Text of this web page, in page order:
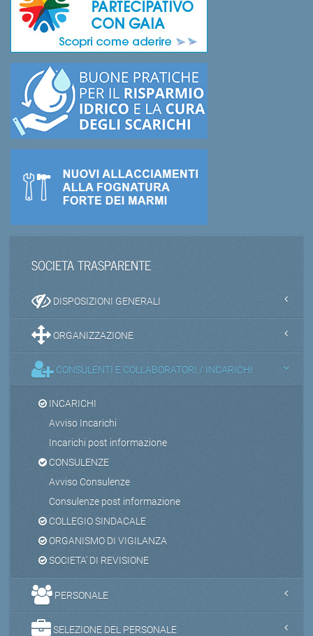
SOCIETA TRASPARENTE
DISPOSIZIONI GENERALI
ORGANIZZAZIONE
CONSULENTI E COLLABORATORI / INCARICHI
INCARICHI
Avviso Incarichi
Incarichi post informazione
CONSULENZE
Avviso Consulenze
Consulenze post informazione
COLLEGIO SINDACALE
ORGANISMO DI VIGILANZA
SOCIETA' DI REVISIONE
PERSONALE
SELEZIONE DEL PERSONALE